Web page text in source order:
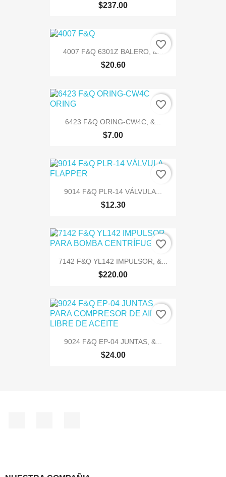
$237.00
4007 F&Q 6301Z BALERO, &...
$20.60
favorite_border
6423 F&Q ORING-CW4C, &...
$7.00
favorite_border
9014 F&Q PLR-14 VÁLVULA...
$12.30
favorite_border
7142 F&Q YL142 IMPULSOR, &...
$220.00
favorite_border
9024 F&Q EP-04 JUNTAS, &...
$24.00
favorite_border